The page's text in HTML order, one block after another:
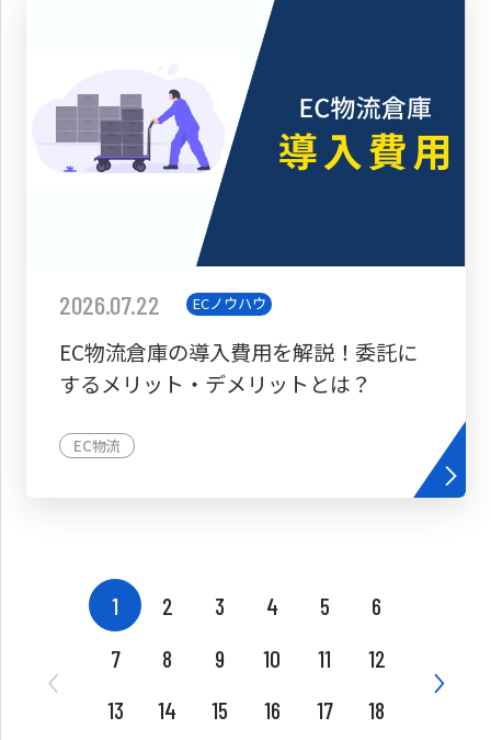
2026.07.22 ECノウハウ
EC物流倉庫の導入費用を解説！委託に
するメリット・デメリットとは？
EC物流
1 2 3 4 5
6
7
8 9 10 11
12
13
14 15 16 17
18